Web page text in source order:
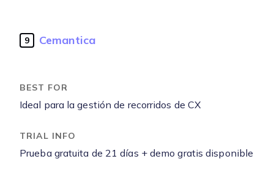
9 Cemantica
Ideal para la gestión de recorridos de CX
Prueba gratuita de 21 días + demo gratis disponible